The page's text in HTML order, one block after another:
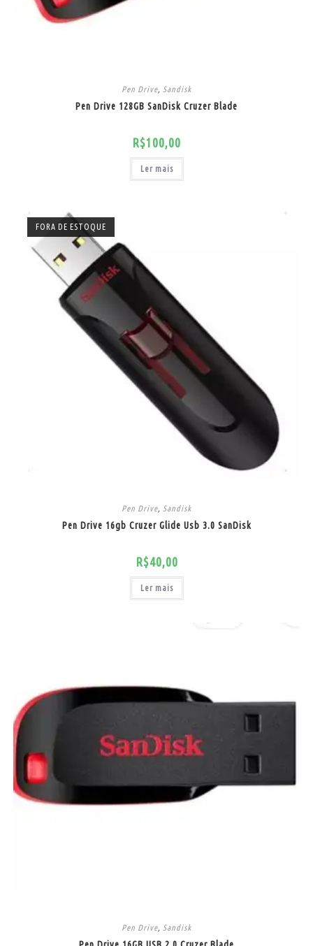
Pen Drive Sandisk
Pen Drive 128GB SanDisk Cruzer Blade
R$100,00
Ler mais
FORA DE ESTOQUE
Pen Drive, Sandisk
Pen Drive 16gb Cruzer Glide Usb 3.0 SanDisk
R$40,00
Ler mais
Pen Drive, Sandisk